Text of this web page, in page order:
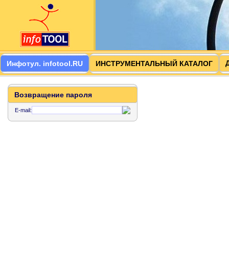
Инфотул. infotool.RU ИНСТРУМЕНТАЛЬНЫЙ КАТАЛОГ
Возвращение пароля
E-mail: